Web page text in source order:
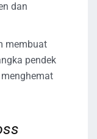
dan
membuat
pendek